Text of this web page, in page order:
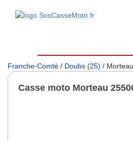
Franche-Comté / Doubs (25) / Morteau
Casse moto Morteau